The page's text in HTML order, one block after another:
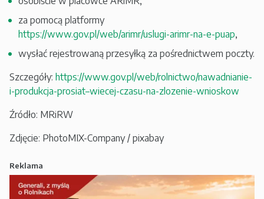
za pomocą platformy
https://www.gov.pl/web/arimr/uslugi-arimr-na-e-puap,
wysłać rejestrowaną przesyłką za pośrednictwem poczty.
Szczegóły: https://www.gov.pl/web/rolnictwo/nawadnianie-
i-produkcja-prosiat–wiecej-czasu-na-zlozenie-wnioskow
Źródło: MRiRW
Zdjęcie: PhotoMIX-Company / pixabay
Reklama